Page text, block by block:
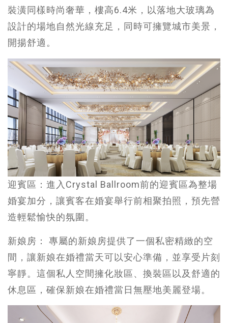
裝潢同樣時尚奢華，樓高6.4米，以落地大玻璃為
設計的場地自然光線充足，同時可擁覽城市美景，
開揚舒適。
迎賓區：進入Crystal Ballroom前的迎賓區為整場
婚宴加分，讓賓客在婚宴舉行前相聚拍照，預先營
造輕鬆愉快的氛圍。
新娘房： 專屬的新娘房提供了一個私密精緻的空
間，讓新娘在婚禮當天可以安心準備，並享受片刻
寧靜。這個私人空間擁化妝區、換裝區以及舒適的
休息區，確保新娘在婚禮當日無壓地美麗登場。